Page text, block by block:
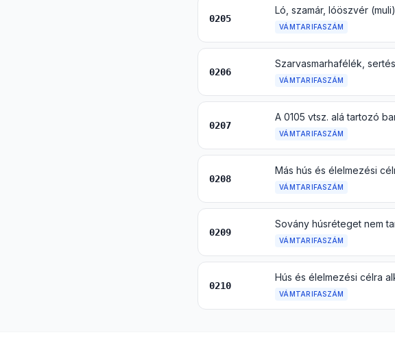
0205
Ló, szamár, lóöszvér
VÁMTARIFASZÁM
0206
VÁMTARIFASZÁM
0207
VÁMTARIFASZÁM
0208
VÁMTARIFASZÁM
0209
VÁMTARIFASZÁM
0210
VÁMTARIFASZÁM